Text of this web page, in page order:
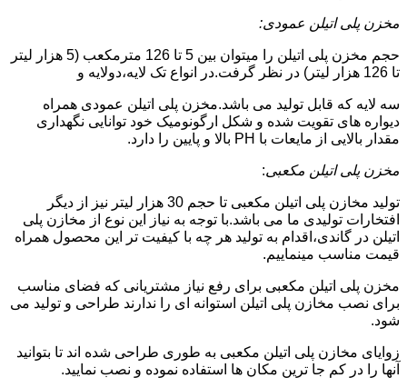
مخزن پلی اتیلن عمودی:
حجم مخزن پلی اتیلن را میتوان بین 5 تا 126 مترمکعب (5 هزار لیتر
تا 126 هزار لیتر) در نظر گرفت.در انواع تک لایه،دولایه و
سه لایه که قابل تولید می باشد.مخزن پلی اتیلن عمودی همراه
دیواره های تقویت شده و شکل ارگونومیک خود توانایی نگهداری
مقدار بالایی از مایعات با PH بالا و پایین را دارد.
مخزن پلی اتیلن مکعبی:
تولید مخازن پلی اتیلن مکعبی تا حجم 30 هزار لیتر نیز از دیگر
افتخارات تولیدی ما می باشد.با توجه به نیاز این نوع از مخازن پلی
اتیلن در گاندی،اقدام به تولید هر چه با کیفیت تر این محصول همراه
قیمت مناسب مینماییم.
مخزن پلی اتیلن مکعبی برای رفع نیاز مشتریانی که فضای مناسب
برای نصب مخازن پلی اتیلن استوانه ای را ندارند طراحی و تولید می
شود.
زوایای مخازن پلی اتیلن مکعبی به طوری طراحی شده اند تا بتوانید
آنها را در کم جا ترین مکان ها استفاده نموده و نصب نمایید.